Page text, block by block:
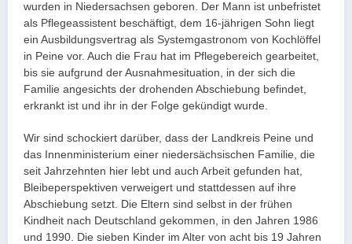
wurden in Niedersachsen geboren. Der Mann ist unbefristet
als Pflegeassistent beschäftigt, dem 16-jährigen Sohn liegt
ein Ausbildungsvertrag als Systemgastronom von Kochlöffel
in Peine vor. Auch die Frau hat im Pflegebereich gearbeitet,
bis sie aufgrund der Ausnahmesituation, in der sich die
Familie angesichts der drohenden Abschiebung befindet,
erkrankt ist und ihr in der Folge gekündigt wurde.
Wir sind schockiert darüber, dass der Landkreis Peine und
das Innenministerium einer niedersächsischen Familie, die
seit Jahrzehnten hier lebt und auch Arbeit gefunden hat,
Bleibeperspektiven verweigert und stattdessen auf ihre
Abschiebung setzt. Die Eltern sind selbst in der frühen
Kindheit nach Deutschland gekommen, in den Jahren 1986
und 1990. Die sieben Kinder im Alter von acht bis 19 Jahren